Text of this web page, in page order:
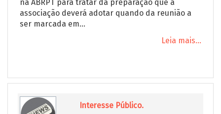
na ABRPT para tratar da preparação que a
associação deverá adotar quando da reunião a
ser marcada em...
Leia mais...
Interesse Público.